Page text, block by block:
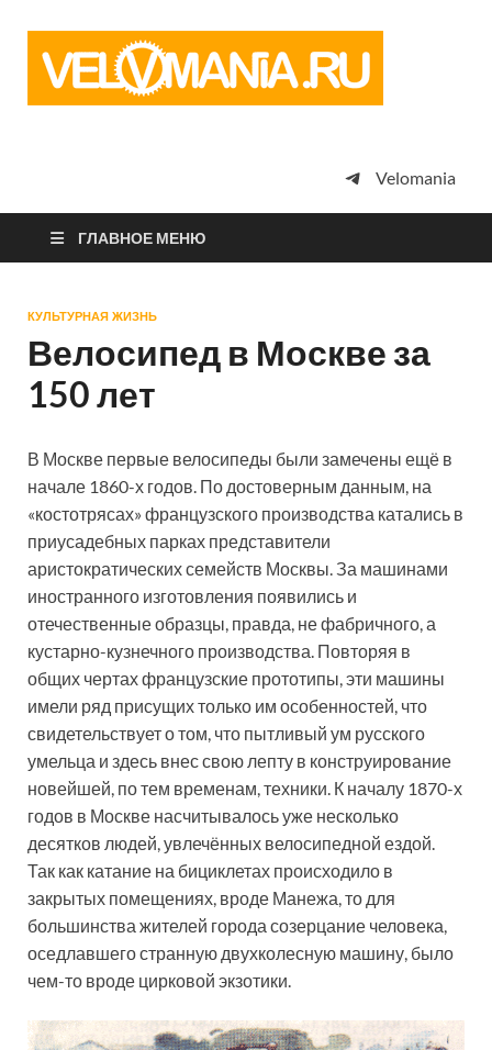
просто
Velomania
ГЛАВНОЕ МЕНЮ
КУЛЬТУРНАЯ ЖИЗНЬ
Велосипед в Москве за
150 лет
В Москве первые велосипеды были замечены ещё в
начале 1860-х годов. По достоверным данным, на
«костотрясах» французского производства катались в
приусадебных парках представители
аристократических семейств Москвы. За машинами
иностранного изготовления появились и
отечественные образцы, правда, не фабричного, а
кустарно-кузнечного производства. Повторяя в
общих чертах французские прототипы, эти машины
имели ряд присущих только им особенностей, что
свидетельствует о том, что пытливый ум русского
умельца и здесь внес свою лепту в конструирование
новейшей, по тем временам, техники. К началу 1870-х
годов в Москве насчитывалось уже несколько
десятков людей, увлечённых велосипедной ездой.
Так как катание на бициклетах происходило в
закрытых помещениях, вроде Манежа, то для
большинства жителей города созерцание человека,
оседлавшего странную двухколесную машину, было
чем-то вроде цирковой экзотики.